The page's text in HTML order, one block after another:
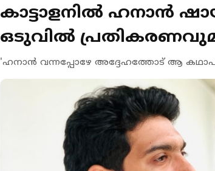
കാട്ടാളനിൽ ഹനാന്‍
ഒടുവിൽ
'ഹനാന്‍ വന്നപ്പോഴേ അദ്ദേഹത്തോട് ആ